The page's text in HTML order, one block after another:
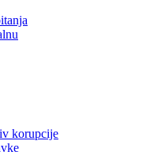
korupcije